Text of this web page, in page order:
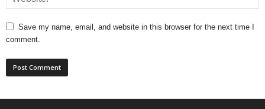
Save my name, email, and website in this browser for the next time I
comment.